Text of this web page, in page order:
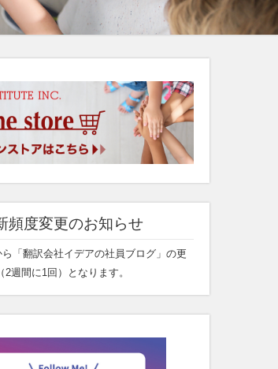
頻度変更のお知らせ
ら「翻訳会社イデアの社員ブログ」の更
2週間に1回）となります。